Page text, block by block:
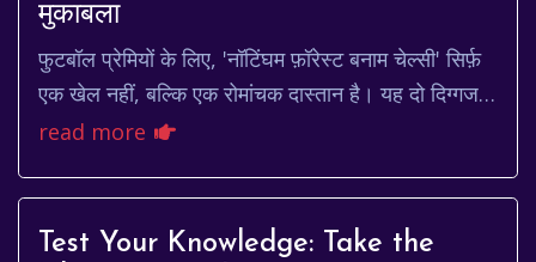
मुकाबला
फुटबॉल प्रेमियों के लिए, 'नॉटिंघम फ़ॉरेस्ट बनाम चेल्सी' सिर्फ़
एक खेल नहीं, बल्कि एक रोमांचक दास्तान है। यह दो दिग्गज
टीमों के बीच की भिड़ंत है, जहाँ ...
read more
Test Your Knowledge: Take the